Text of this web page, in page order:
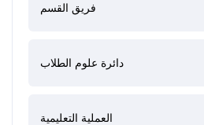
فريق القسم
دائرة علوم الطلاب
العملية التعليمية